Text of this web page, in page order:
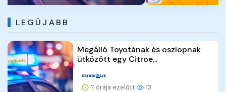
LEGÚJABB
Megálló Toyotának és oszlopnak
ütközött egy Citroe...
7 órája ezelőtt 13